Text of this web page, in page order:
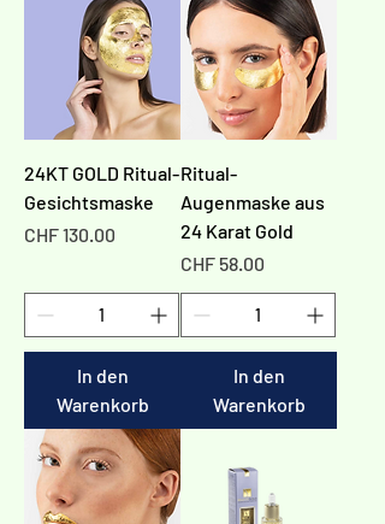
24KT GOLD Ritual-
Gesichtsmaske
Preis
CHF 130.00
In den
Warenkorb
Ritual-
Augenmaske aus
24 Karat Gold
Preis
CHF 58.00
In den
Warenkorb